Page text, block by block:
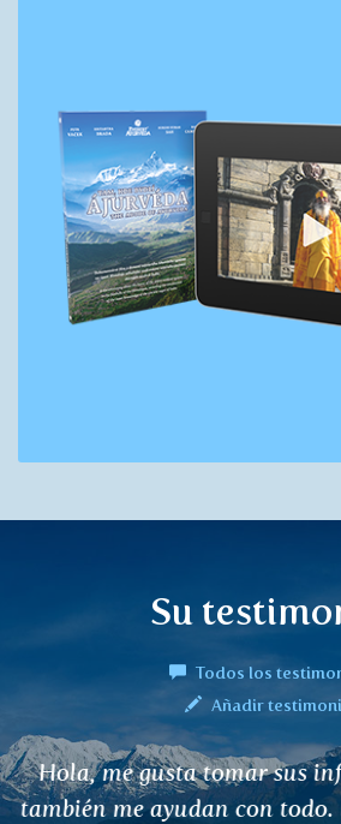
Su
Todos los
Añadir
Buenas tardes, tuve una
muy dolorosa. Después de